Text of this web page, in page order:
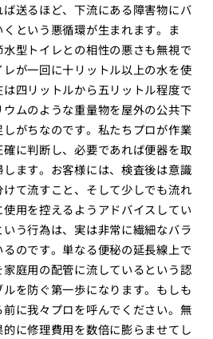
送るほど、下流にある障害物にバ
という悪循環が生まれます。ま
型トイレとの相性の悪さも無視で
が一回に十リットル以上の水を使
四リットルから五リットル程度で
ムのような重量物を屋外の公共下
がちなのです。私たちプロが作業
に判断し、必要であれば便器を取
ます。お客様には、検査後は意識
て流すこと、そして少しでも流れ
用を控えるようアドバイスしてい
う行為は、実は非常に繊細なバラ
のです。単なる便秘の延長線上で
庭用の配管に流しているという認
を防ぐ第一歩になります。もしも
に我々プロを呼んでください。無
に修理費用を数倍に膨らませてし